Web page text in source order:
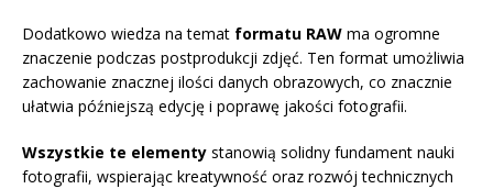
Dodatkowo wiedza na temat formatu RAW ma ogromne
znaczenie podczas postprodukcji zdjęć. Ten format umożliwia
zachowanie znacznej ilości danych obrazowych, co znacznie
ułatwia późniejszą edycję i poprawę jakości fotografii.
Wszystkie te elementy stanowią solidny fundament nauki
fotografii, wspierając kreatywność oraz rozwój technicznych